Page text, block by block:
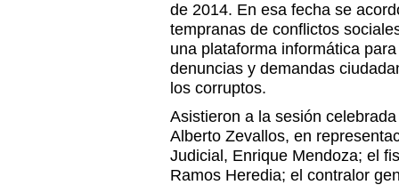
de 2014. En esa fecha se
tempranas de conflictos
una plataforma informática
denuncias y demandas
los corruptos.
Asistieron a la sesión
Alberto Zevallos, en
Judicial, Enrique Mendoza; el
Ramos Heredia; el contralor